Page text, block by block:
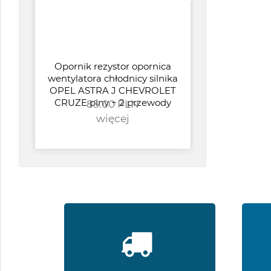
Opornik rezystor opornica
wentylatora chłodnicy silnika
OPEL ASTRA J CHEVROLET
CRUZE piny + 2 przewody
85.00 PLN
więcej